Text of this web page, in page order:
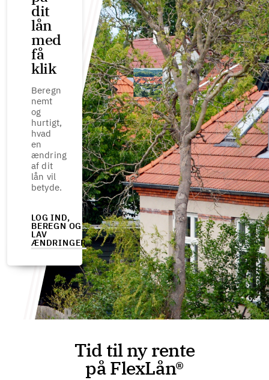
dit
lån
med
få
klik
Beregn
nemt
og
hurtigt,
hvad
en
ændring
af dit
lån vil
betyde.
LOG IND,
BEREGN OG
LAV
ÆNDRINGER
Tid til ny rente
på FlexLån®